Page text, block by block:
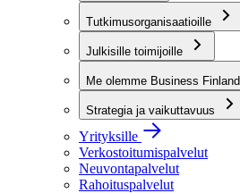
Tutkimusorganisaatioille
Julkisille toimijoille
Me olemme Business Finland
Strategia ja vaikuttavuus
Yrityksille
Verkostoitumispalvelut
Neuvontapalvelut
Rahoituspalvelut